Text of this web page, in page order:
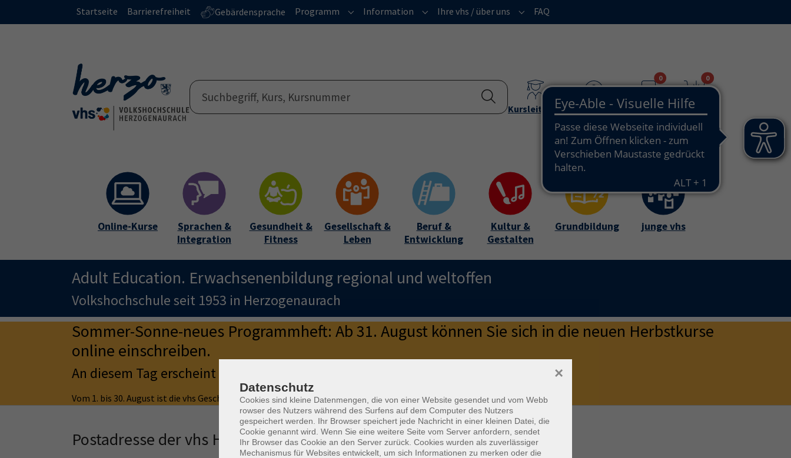
Skip to main content
Skip to page footerStartseite Barrierefreiheit Gebärdensprache Programm Submenu for "Programm"
Information Submenu for "Information"
Ihre vhs / über uns Submenu for "Ihre vhs / über uns"
FAQ
KursleitendeTeilnehmende
0
Merkzettel
0
Warenkorb
Online-Kurse
Sprachen &
Integration
Gesundheit &
Fitness
Gesellschaft &
Leben
Beruf &
Entwicklung
Kultur &
Gestalten
Grundbildung junge vhs
Adult Education. Erwachsenenbildung regional und weltoffen
Volkshochschule seit 1953 in Herzogenaurach
Sommer-Sonne-neues Programmheft: Ab 31. August können Sie sich in die neuen Herbstkurse
online einschreiben.
An diesem Tag erscheint auch das neue Programmheft.
Vom 1. bis 30. August ist die vhs Geschäftsstelle in den Sommerferien.Ab 31.8.2026 sind wir wieder persönlich für Sie da
Postadresse der vhs Herzogenaurach
Datenschutz
Cookies sind kleine Datenmengen, die von einer Website gesendet und vom Webb
rowser des Nutzers während des Surfens auf dem Computer des Nutzers
gespeichert werden. Ihr Browser speichert jede Nachricht in einer kleinen Datei, die
Cookie genannt wird. Wenn Sie eine weitere Seite vom Server anfordern, sendet
Ihr Browser das Cookie an den Server zurück. Cookies wurden als zuverlässiger
Mechanismus für Websites entwickelt, um sich Informationen zu merken oder die
×